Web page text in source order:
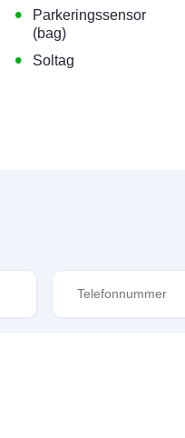
•
Parkeringssensor
(bag)
• Soltag